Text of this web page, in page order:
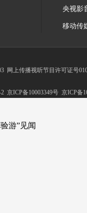
央视影
移动传
网上传播视听节目许可证号
京ICP备10003349号 京ICP备
游”见闻